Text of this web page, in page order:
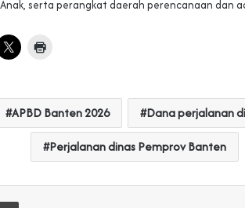
serta perangkat daerah perencanaan dan
APBD Banten 2026 Dana perjalanan
Perjalanan dinas Pemprov Banten
Print